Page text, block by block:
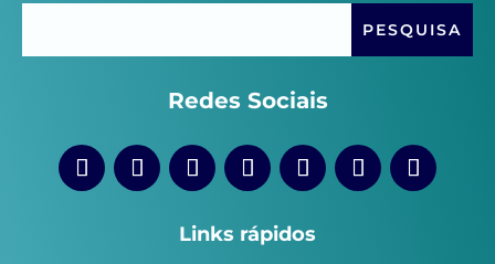
Redes Sociais
Links rápidos